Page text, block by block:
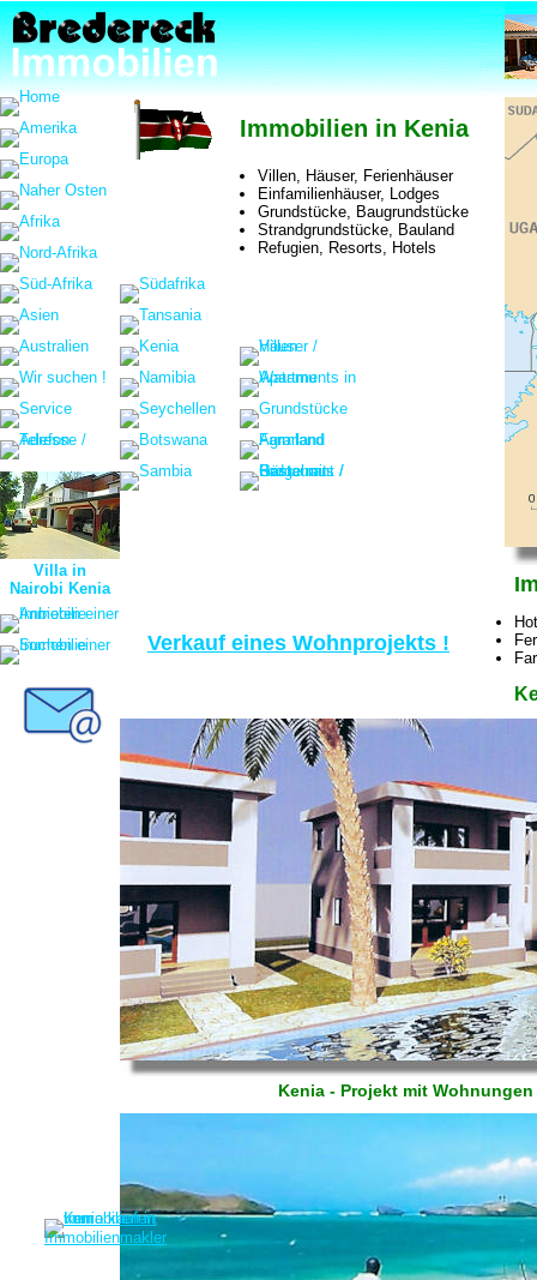
Villa in
Nairobi Kenia
Immobilien in Kenia
Villen, Häuser, Ferienhäuser
Einfamilienhäuser, Lodges
Grundstücke, Baugrundstücke
Strandgrundstücke, Bauland
Refugien, Resorts, Hotels
Kenia - Projekt mit
Verkauf eines Wohnprojekts !